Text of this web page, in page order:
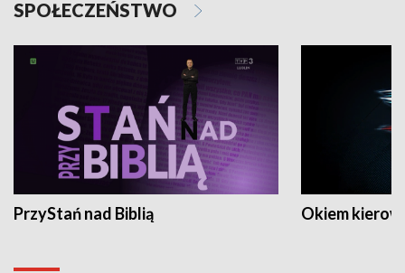
SPOŁECZEŃSTWO
PrzyStań nad Biblią Okiem